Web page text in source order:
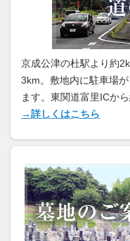
京成公津の杜駅より約
3km。敷地内に駐車場
ます。東関道富里ICか
→詳しくはこちら